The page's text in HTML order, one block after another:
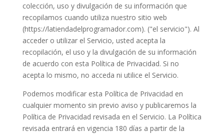
colección, uso y divulgación de su información que
recopilamos cuando utiliza nuestro sitio web
(https://latiendadelprogramador.com). ("el servicio"). Al
acceder o utilizar el Servicio, usted acepta la
recopilación, el uso y la divulgación de su información
de acuerdo con esta Política de Privacidad. Si no
acepta lo mismo, no acceda ni utilice el Servicio.
Podemos modificar esta Política de Privacidad en
cualquier momento sin previo aviso y publicaremos la
Política de Privacidad revisada en el Servicio. La Política
revisada entrará en vigencia 180 días a partir de la